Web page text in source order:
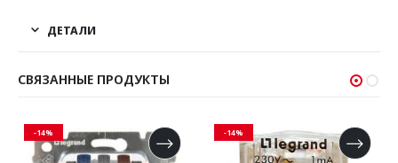
ДЕТАЛИ
СВЯЗАННЫЕ ПРОДУКТЫ
-14% -14%